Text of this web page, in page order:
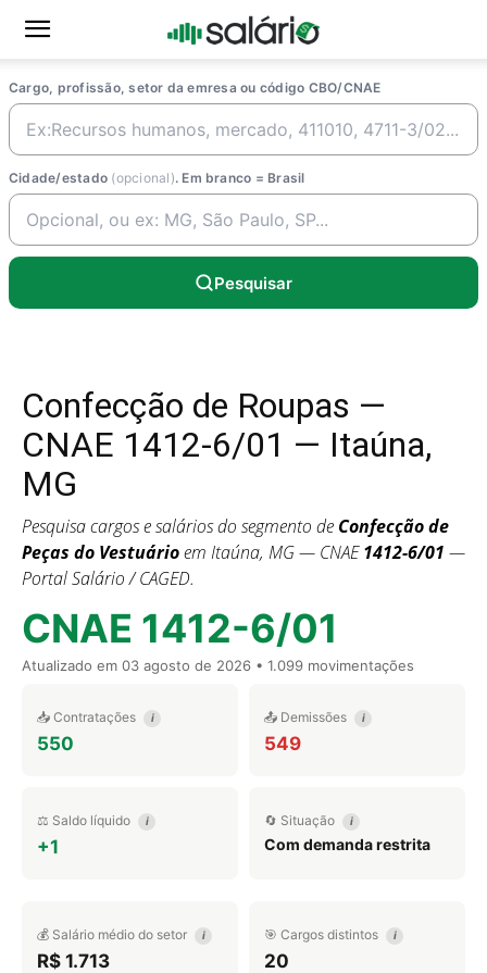
Cargo, profissão, setor da emresa ou código CBO/CNAE
Cidade/estado (opcional). Em branco = Brasil
Pesquisar
Confecção de Roupas —
CNAE 1412-6/01 — Itaúna,
MG
Pesquisa cargos e salários do segmento de Confecção de
Peças do Vestuárioem Itaúna, MG — CNAE1412-6/01 —
Portal Salário / CAGED.
CNAE 1412-6/01
Atualizado em 03 agosto de 2026 • 1.099 movimentações
📥 Contratações i
550
📤 Demissões i
549
⚖️ Saldo líquido i
+1
🔄 Situação i
Com demanda restrita
💰 Salário médio do setor i
R$ 1.713
🎯 Cargos distintos i
20